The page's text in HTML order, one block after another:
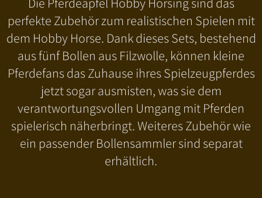
perfekte Zubehör zum realistischen Spielen mit
dem Hobby Horse. Dank dieses Sets, bestehend
aus fünf Bollen aus Filzwolle, können kleine
Pferdefans das Zuhause ihres Spielzeugpferdes
jetzt sogar ausmisten, was sie dem
verantwortungsvollen Umgang mit Pferden
spielerisch näherbringt. Weiteres Zubehör wie
ein passender Bollensammler sind separat
erhältlich.